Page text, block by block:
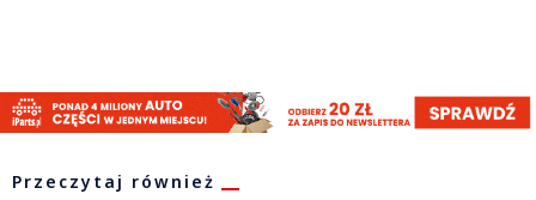
Przeczytaj również